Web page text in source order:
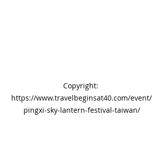
Copyright:
https://www.travelbeginsat40.com/event/
pingxi-sky-lantern-festival-taiwan/